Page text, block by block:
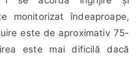
monitorizat îndeaproape,
este de aproximativ 75-
este mai dificilă dacă